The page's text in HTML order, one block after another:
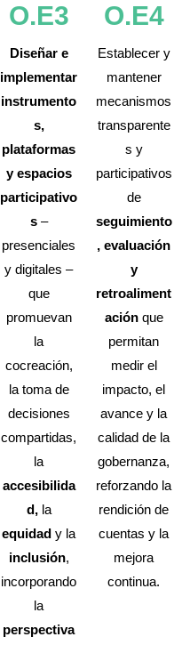
O.E3
Diseñar e
implementar
instrumento
s,
plataformas
y espacios
participativo
s –
presenciales
y digitales –
que
promuevan
la
cocreación,
la toma de
decisiones
compartidas,
la
accesibilida
d, la
equidad y la
inclusión,
incorporando
la
perspectiva
O.E4
Establecer y
mantener
mecanismos
transparente
s y
participativos
de
seguimiento
, evaluación
y
retroaliment
ación que
permitan
medir el
impacto, el
avance y la
calidad de la
gobernanza,
reforzando la
rendición de
cuentas y la
mejora
continua.